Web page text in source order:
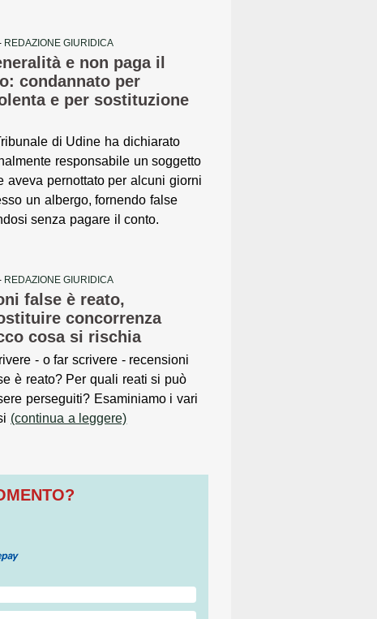
REDAZIONE GIURIDICA
e non paga il
condannato per
e per sostituzione
di Udine ha dichiarato
responsabile un soggetto
aveva pernottato per alcuni giorni
un albergo, fornendo false
senza pagare il conto.
REDAZIONE GIURIDICA
false è reato,
concorrenza
cosa si rischia
- o far scrivere - recensioni
è reato? Per quali reati si può
perseguiti? Esaminiamo i vari
(continua a leggere)